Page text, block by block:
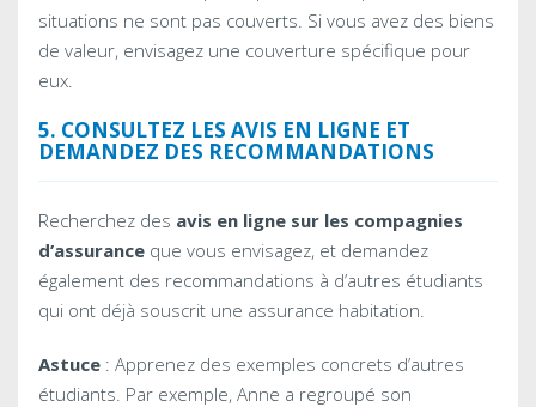
situations ne sont pas couverts. Si vous avez des biens
de valeur, envisagez une couverture spécifique pour
eux.
5. CONSULTEZ LES AVIS EN LIGNE ET
DEMANDEZ DES RECOMMANDATIONS
Recherchez des avis en ligne sur les compagnies
d’assurance que vous envisagez, et demandez
également des recommandations à d’autres étudiants
qui ont déjà souscrit une assurance habitation.
Astuce : Apprenez des exemples concrets d’autres
étudiants. Par exemple, Anne a regroupé son